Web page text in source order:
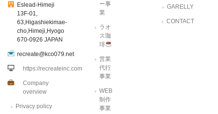
Eslead-Himeji
13F-01,
63,Higashiekimae-
cho,Himeji,Hyogo
670-0926 JAPAN
recreate@kco079.net
https://recreateinc.com
Company
overview
Privacy policy
ー事
業
ラオ
ス珈
琲
営業
代行
事業
WEB
制作
事業
GARELLY
CONTACT